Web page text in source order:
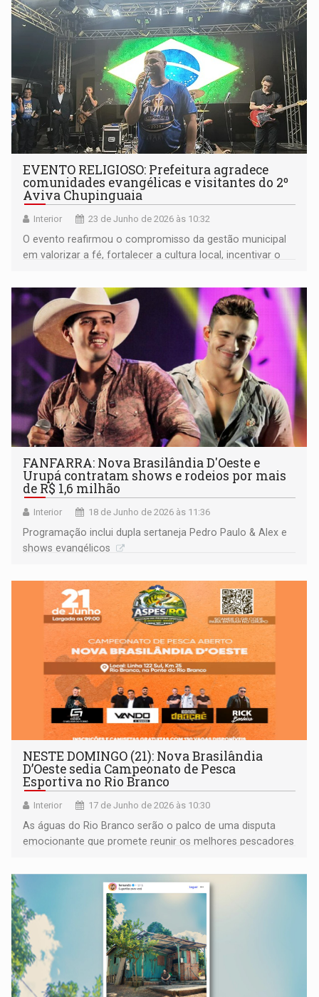
EVENTO RELIGIOSO: Prefeitura agradece
comunidades evangélicas e visitantes do 2º
Aviva Chupinguaia
Interior 23 de Junho de 2026 às 10:32
O evento reafirmou o compromisso da gestão municipal
em valorizar a fé, fortalecer a cultura local, incentivar o
FANFARRA: Nova Brasilândia D'Oeste e
Urupá contratam shows e rodeios por mais
de R$ 1,6 milhão
Interior 18 de Junho de 2026 às 11:36
Programação inclui dupla sertaneja Pedro Paulo & Alex e
shows evangélicos
NESTE DOMINGO (21): Nova Brasilândia
D’Oeste sedia Campeonato de Pesca
Esportiva no Rio Branco
Interior 17 de Junho de 2026 às 10:30
As águas do Rio Branco serão o palco de uma disputa
emocionante que promete reunir os melhores pescadores
conscientização ambiental através do pesque e solte